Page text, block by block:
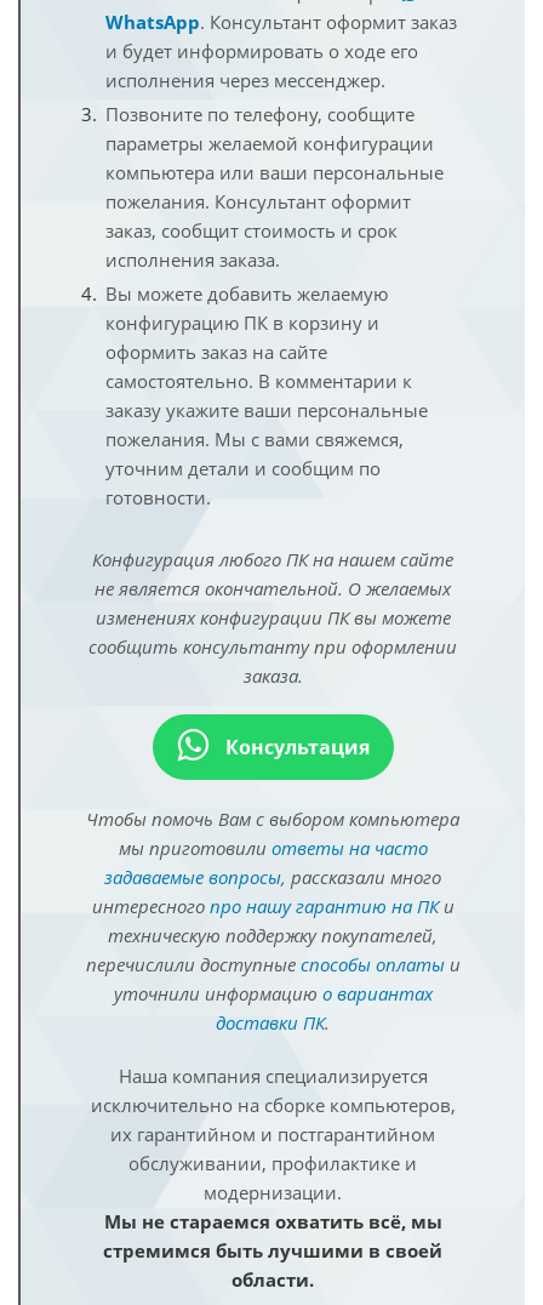
WhatsApp. Консультант оформит заказ
и будет информировать о ходе его
исполнения через мессенджер.
Позвоните по телефону, сообщите
параметры желаемой конфигурации
компьютера или ваши персональные
пожелания. Консультант оформит
заказ, сообщит стоимость и срок
исполнения заказа.
Вы можете добавить желаемую
конфигурацию ПК в корзину и
оформить заказ на сайте
самостоятельно. В комментарии к
заказу укажите ваши персональные
пожелания. Мы с вами свяжемся,
уточним детали и сообщим по
готовности.
Конфигурация любого ПК на нашем сайте
не является окончательной. О желаемых
изменениях конфигурации ПК вы можете
сообщить консультанту при оформлении
заказа.
Консультация
Чтобы помочь Вам с выбором компьютера
мы приготовили ответы на часто
задаваемые вопросы, рассказали много
интересного про нашу гарантию на ПКи
техническую поддержку покупателей,
перечислили доступные способы оплатыи
уточнили информацию о вариантах
доставки ПК.
Наша компания специализируется
исключительно на сборке компьютеров,
их гарантийном и постгарантийном
обслуживании, профилактике и
модернизации.
Мы не стараемся охватить всё, мы
стремимся быть лучшими в своей
области.